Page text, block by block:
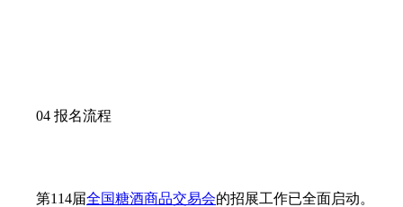
04 报名流程
第114届全国糖酒商品交易会的招展工作已全面启动。